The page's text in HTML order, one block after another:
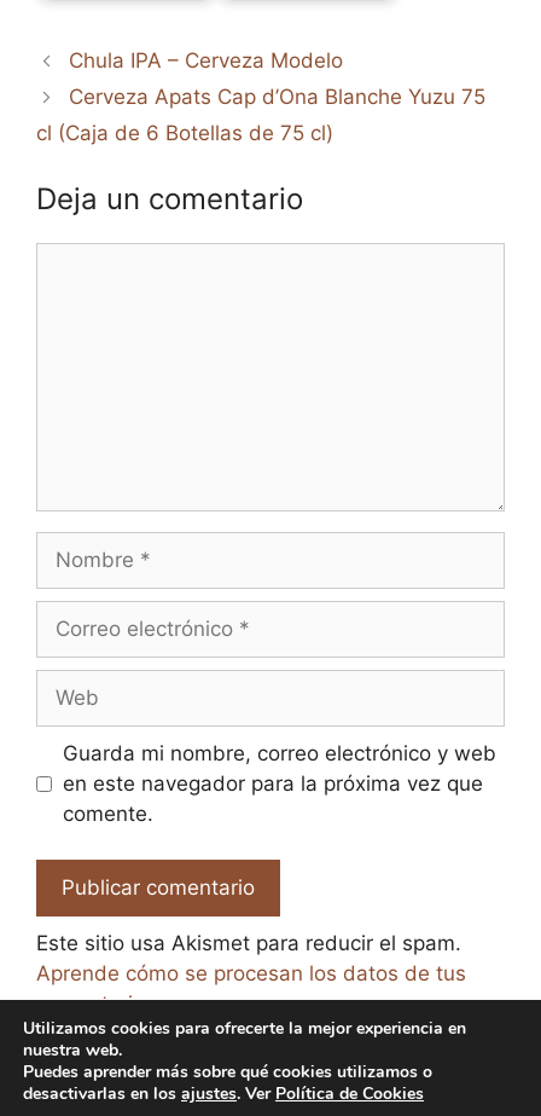
Chula IPA – Cerveza Modelo
Cerveza Apats Cap d’Ona Blanche Yuzu 75
cl (Caja de 6 Botellas de 75 cl)
Deja un comentario
electrónico
Guarda mi nombre, correo electrónico y web
en este navegador para la próxima vez que
comente.
Este sitio usa Akismet para reducir el spam.
Aprende cómo se procesan los datos de tus
comentarios.
Utilizamos cookies para ofrecerte la mejor experiencia en
nuestra web.
Puedes aprender más sobre qué cookies utilizamos o
desactivarlas en los ajustes. Ver Política de Cookies